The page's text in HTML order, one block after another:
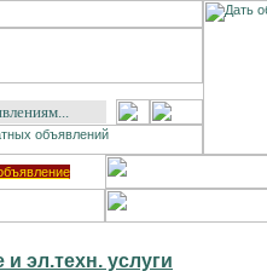
эл.техн. услуги